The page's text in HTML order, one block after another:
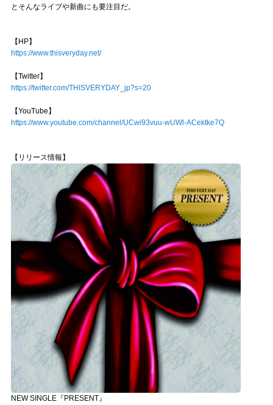
とそんなライブや新曲にも要注目だ。
【HP】
https://www.thisveryday.net/
【Twitter】
https://twitter.com/THISVERYDAY_jp?s=20
【YouTube】
https://www.youtube.com/channel/UCwi93vuu-wUWl-ACektke7Q
【リリース情報】
NEW SINGLE『PRESENT』